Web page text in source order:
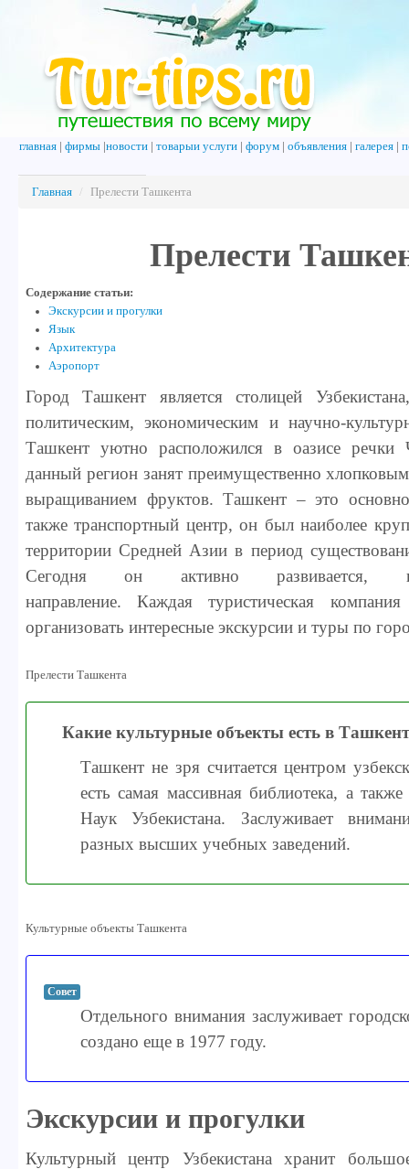
главная фирмы новости товарыи услуги форум объявления галерея
Главная / Прелести Ташкента
Прелести
Содержание статьи:
Экскурсии и прогулки
Язык
Архитектура
Аэропорт
Город Ташкент является столицей
политическим, экономическим и научно-
Ташкент уютно расположился в оазисе речки
данный регион занят преимущественно
выращиванием фруктов. Ташкент – это
также транспортный центр, он был наиболее
территории Средней Азии в период
Сегодня он активно развивается,
направление. Каждая туристическая
организовать интересные экскурсии и туры по
Прелести Ташкента
Какие культурные объекты есть в
Ташкент не зря считается центром
есть самая массивная библиотека, а
Наук Узбекистана. Заслуживает
разных высших учебных заведений.
Культурные объекты Ташкента
Совет
Отдельного внимания заслуживает
создано еще в 1977 году.
Экскурсии и прогулки
Культурный центр Узбекистана хранит